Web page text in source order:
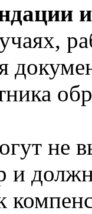
не
и